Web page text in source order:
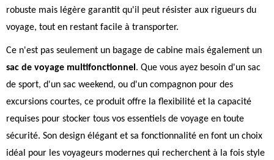
robuste mais légère garantit qu'il peut résister aux rigueurs du
voyage, tout en restant facile à transporter.
Ce n'est pas seulement un bagage de cabine mais également un
sac de voyage multifonctionnel . Que vous ayez besoin d'un sac
de sport, d'un sac weekend, ou d'un compagnon pour des
excursions courtes, ce produit offre la flexibilité et la capacité
requises pour stocker tous vos essentiels de voyage en toute
sécurité. Son design élégant et sa fonctionnalité en font un choix
idéal pour les voyageurs modernes qui recherchent à la fois style